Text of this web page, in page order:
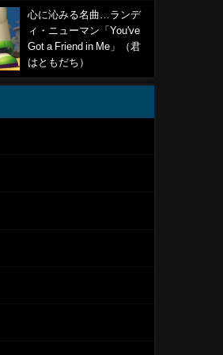
心に沁みる名曲…ランデ
ィ・ニューマン「You've
Got a Friend in Me」（君
はともだち）